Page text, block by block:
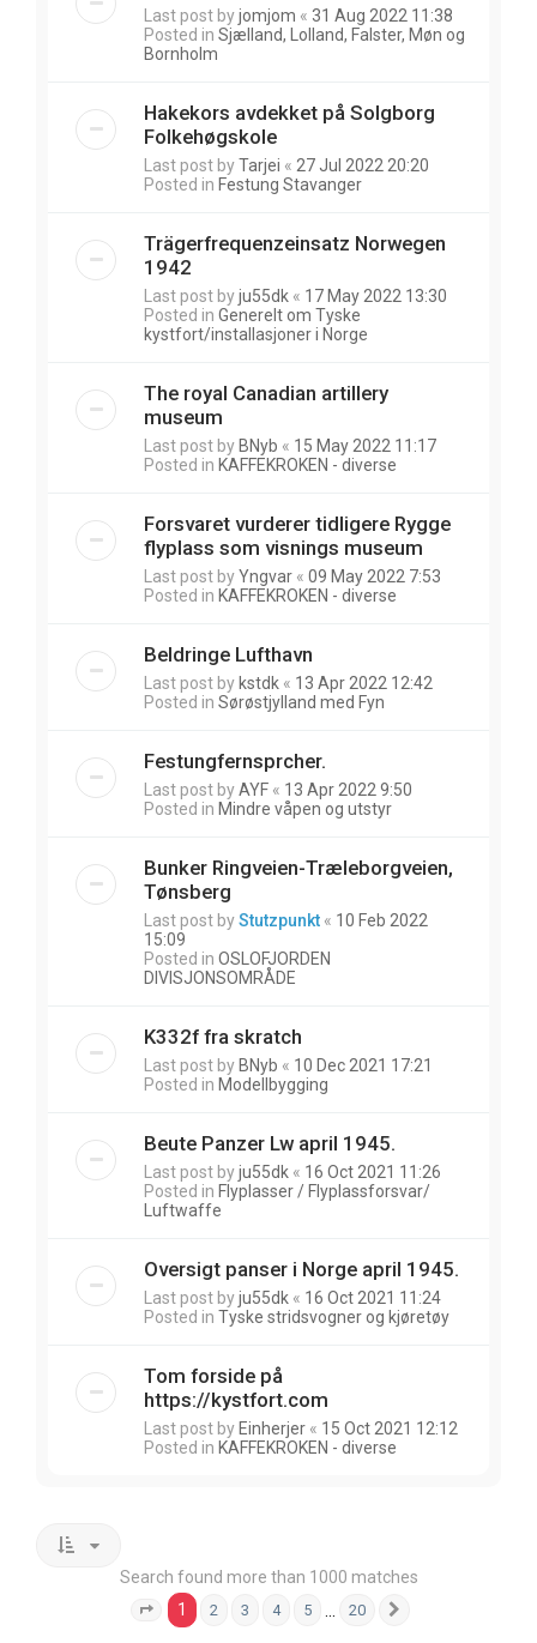
Last post byjomjom « 31 Aug 2022 11:38
Posted in Sjælland, Lolland, Falster, Møn og
Bornholm
Hakekors avdekket på Solgborg
Folkehøgskole
Last post byTarjei « 27 Jul 2022 20:20
Posted in Festung Stavanger
Trägerfrequenzeinsatz Norwegen
1942
Last post byju55dk « 17 May 2022 13:30
Posted in Generelt om Tyske
kystfort/installasjoner i Norge
The royal Canadian artillery
museum
Last post by BNyb « 15 May 2022 11:17
Posted in KAFFEKROKEN - diverse
Forsvaret vurderer tidligere Rygge
flyplass som visnings museum
Last post byYngvar « 09 May 2022 7:53
Posted in KAFFEKROKEN - diverse
Beldringe Lufthavn
Last post by kstdk « 13 Apr 2022 12:42
Posted in Sørøstjylland med Fyn
Festungfernsprcher.
Last post byAYF « 13 Apr 2022 9:50
Posted in Mindre våpen og utstyr
Bunker Ringveien-Træleborgveien,
Tønsberg
Last post byStutzpunkt « 10 Feb 2022
15:09
Posted in OSLOFJORDEN
DIVISJONSOMRÅDE
K332f fra skratch
Last post by BNyb « 10 Dec 2021 17:21
Posted in Modellbygging
Beute Panzer Lw april 1945.
Last post byju55dk « 16 Oct 2021 11:26
Posted in Flyplasser / Flyplassforsvar/
Luftwaffe
Oversigt panser i Norge april 1945.
Last post byju55dk « 16 Oct 2021 11:24
Posted in Tyske stridsvogner og kjøretøy
Tom forside på
https://kystfort.com
Last post by Einherjer « 15 Oct 2021 12:12
Posted in KAFFEKROKEN - diverse
Search found more than 1000 matches
Page 1 of 20
1 2 3 4 5 20